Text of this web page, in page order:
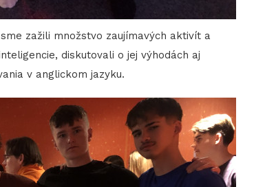
zažili množstvo zaujímavých aktivít a
diskutovali o jej výhodách aj
v anglickom jazyku.